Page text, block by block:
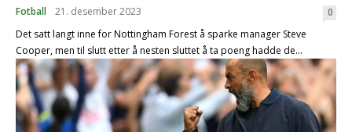
Fotball 21. desember 2023
0
Det satt langt inne for Nottingham Forest å sparke manager Steve
Cooper, men til slutt etter å nesten sluttet å ta poeng hadde de...